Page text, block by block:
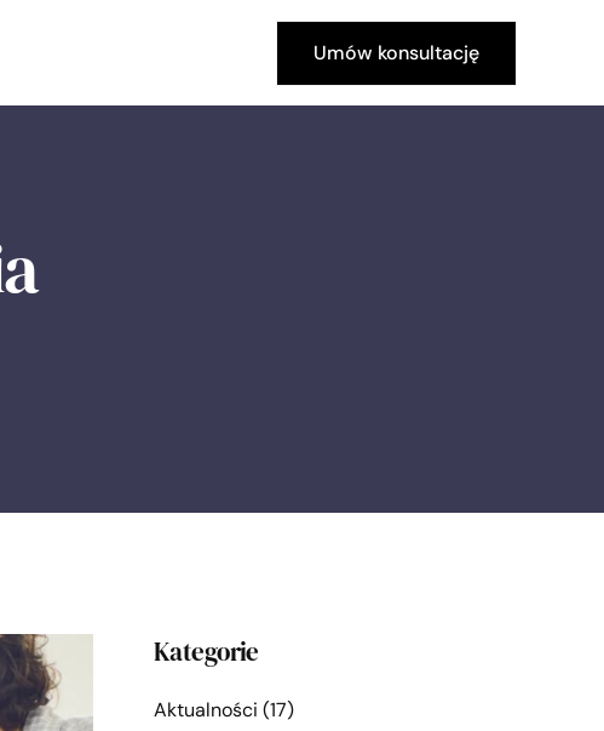
Umów konsultację
Kategorie
Aktualności (17)